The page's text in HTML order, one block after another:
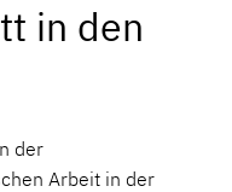
in den
der
Arbeit in der